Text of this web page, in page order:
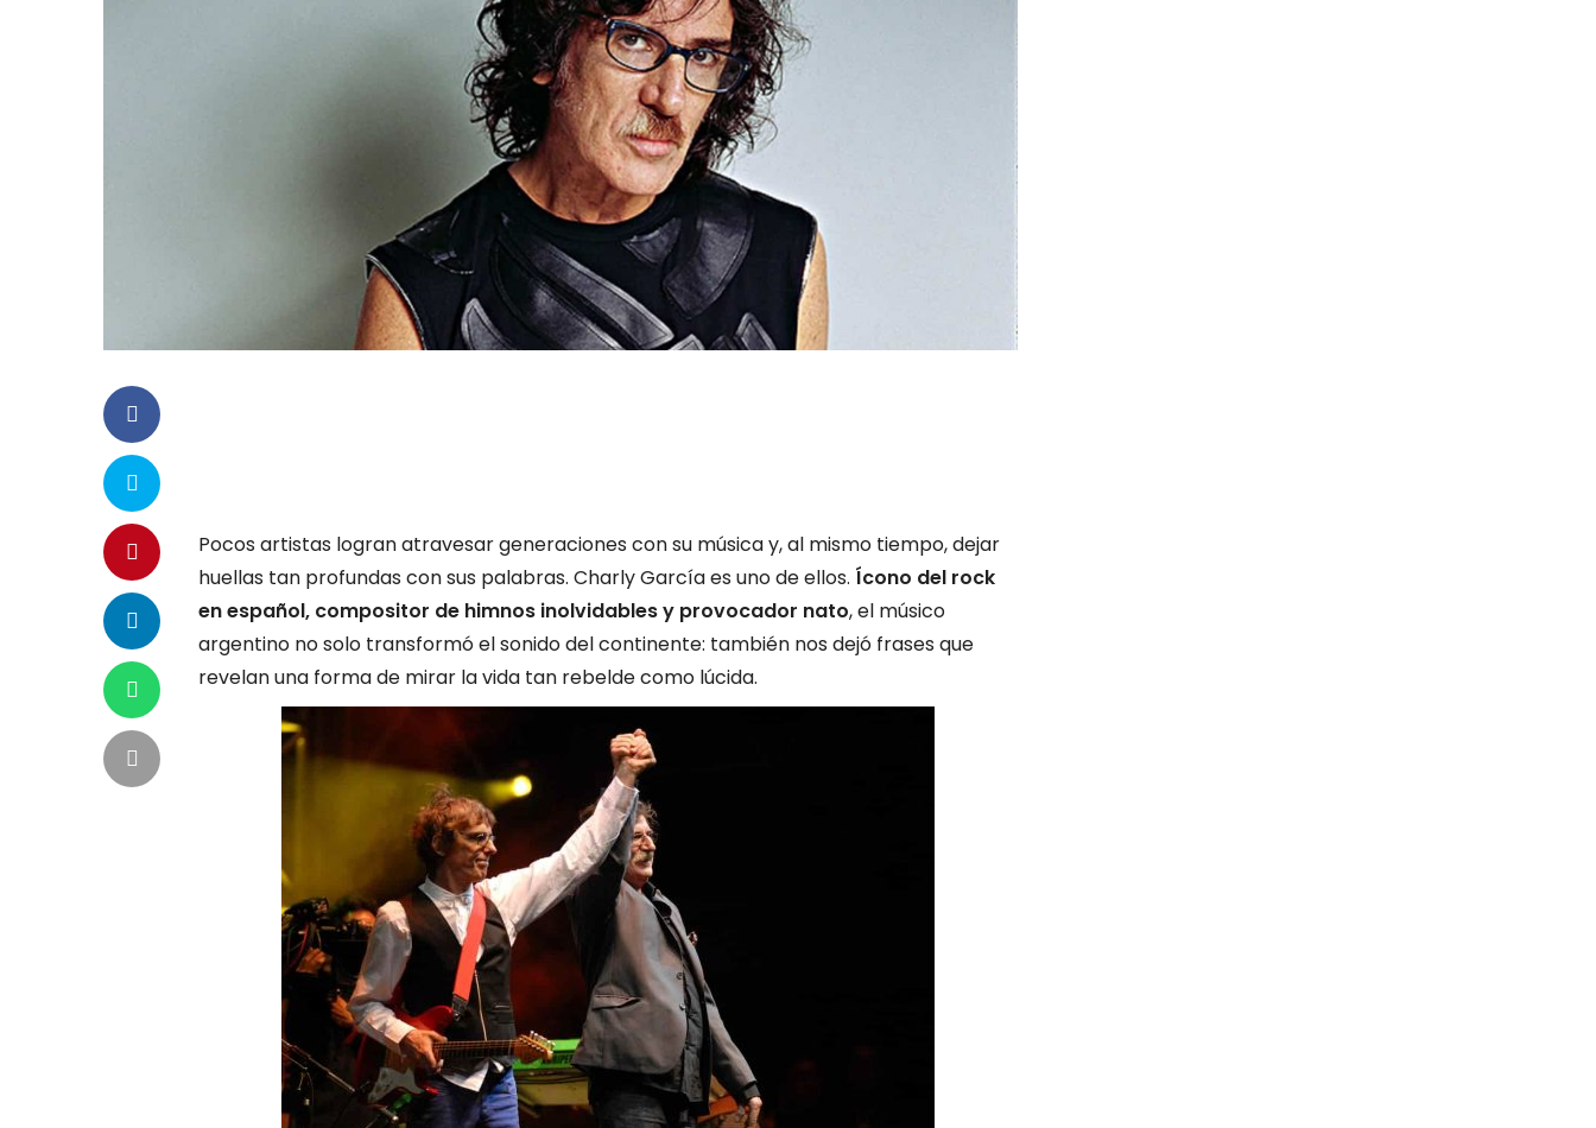
Pocos artistas logran atravesar generaciones con su música y, al mismo tiempo, dejar
huellas tan profundas con sus palabras. Charly García es uno de ellos. Ícono del rock
en español, compositor de himnos inolvidables y provocador nato, el músico
argentino no solo transformó el sonido del continente: también nos dejó frases que
revelan una forma de mirar la vida tan rebelde como lúcida.